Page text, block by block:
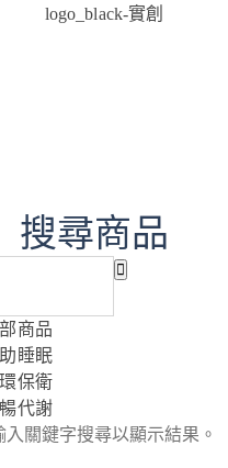
搜尋商品
商品
睡眠
保衛
代謝
入關鍵字搜尋以顯示結果。